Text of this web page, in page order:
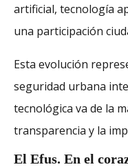
artificial, tecnología
una participación
Esta evolución
seguridad urbana
tecnológica va de la
transparencia y la
El Efus. En el